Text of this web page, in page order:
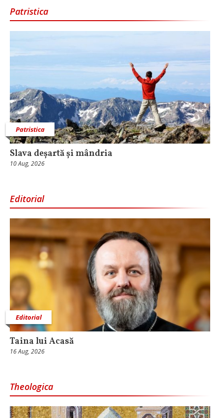
Patristica
Patristica
Slava deșartă și mândria
10 Aug, 2026
Editorial
Editorial
Taina lui Acasă
16 Aug, 2026
Theologica